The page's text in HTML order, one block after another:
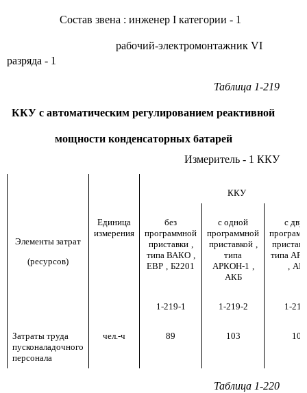
Состав звена : инженерI категории - 1
рабочий-электромонтажник VI
разряда - 1
Таблица 1-219
ККУ с автоматическим регулированием реактивной
мощности конденсаторных батарей
Измеритель - 1 ККУ
ККУ
Элементы затрат
(ресурсов)
Единица
измерения
без
программной
приставки
типа ВАКО
ЕВР
Б2201
с одной
программной
приставкой
типа
АРКОН-1
АКБ
с
типа
1-219-1 1-219-2 1-
Затраты труда
пусконаладочного
персонала
чел.-ч 89 103 106
Таблица 1-220